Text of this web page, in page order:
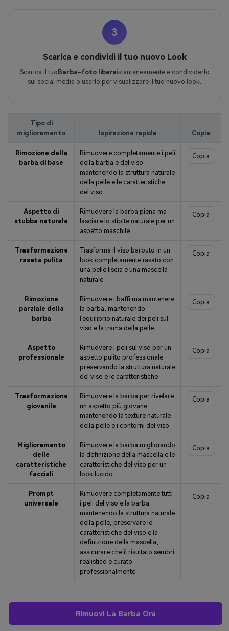
3
Scarica e condividi il tuo nuovo Look
Scarica il tuoBarba-foto liberaistantaneamente e condividerlo
sui social media o usarlo per visualizzare il tuo nuovo look.
Tipo di
miglioramento
Ispirazione rapida Copia
Rimozione della
barba di base
Rimuovere completamente i peli
della barba e del viso
mantenendo la struttura naturale
della pelle e le caratteristiche
del viso
Copia
Aspetto di
stubba naturale
Rimuovere la barba piena ma
lasciare lo stipite naturale per un
aspetto maschile
Copia
Trasformazione
rasata pulita
Trasforma il viso barbuto in un
look completamente rasato con
una pelle liscia e una mascella
naturale
Copia
Rimozione
parziale della
barba
Rimuovere i baffi ma mantenere
la barba, mantenendo
l'equilibrio naturale dei peli sul
viso e la trama della pelle
Copia
Aspetto
professionale
Rimuovere i peli sul viso per un
aspetto pulito professionale
preservando la struttura naturale
del viso e le caratteristiche
Copia
Trasformazione
giovanile
Rimuovere la barba per rivelare
un aspetto più giovane
mantenendo la texture naturale
della pelle e i contorni del viso
Copia
Miglioramento
delle
caratteristiche
facciali
Rimuovere la barba migliorando
la definizione della mascella e le
caratteristiche del viso per un
look lucido
Copia
Prompt
universale
Rimuovere completamente tutti
i peli del viso e la barba
mantenendo la struttura naturale
della pelle, preservare le
caratteristiche del viso e la
definizione della mascella,
assicurare che il risultato sembri
realistico e curato
professionalmente
Copia
Rimuovi La Barba Ora